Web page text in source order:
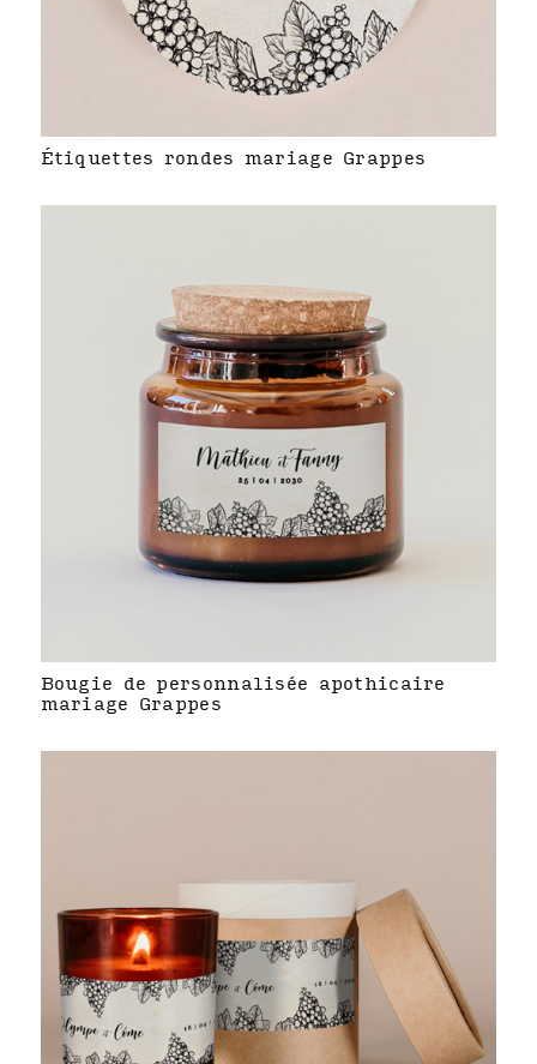
Étiquettes rondes mariage Grappes
Bougie de personnalisée apothicaire
mariage Grappes